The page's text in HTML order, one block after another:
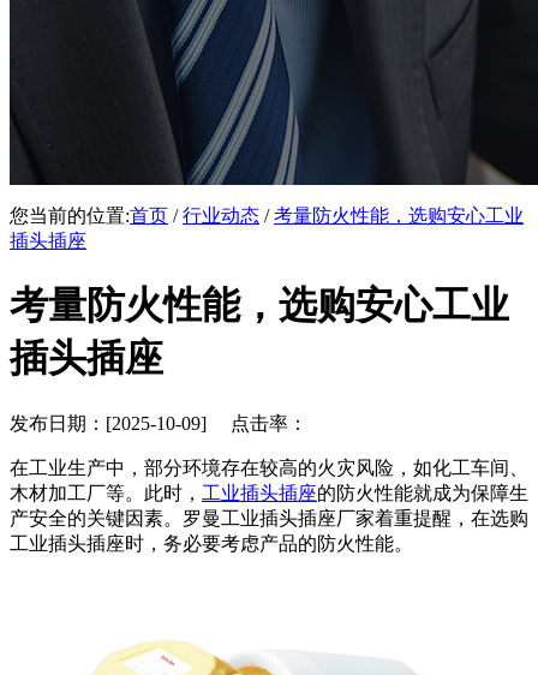
您当前的位置:首页 /行业动态 /考量防火性能，选购安心工业
插头插座
考量防火性能，选购安心工业
插头插座
发布日期：[2025-10-09] 点击率：
在工业生产中，部分环境存在较高的火灾风险，如化工车间、
木材加工厂等。此时， 工业插头插座的防火性能就成为保障生
产安全的关键因素。罗曼工业插头插座厂家着重提醒，在选购
工业插头插座时，务必要考虑产品的防火性能。